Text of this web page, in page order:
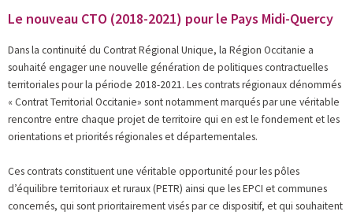
Le nouveau CTO (2018-2021) pour le Pays Midi-Quercy
Dans la continuité du Contrat Régional Unique, la Région Occitanie a
souhaité engager une nouvelle génération de politiques contractuelles
territoriales pour la période 2018-2021. Les contrats régionaux dénommés
« Contrat Territorial Occitanie» sont notamment marqués par une véritable
rencontre entre chaque projet de territoire qui en est le fondement et les
orientations et priorités régionales et départementales.
Ces contrats constituent une véritable opportunité pour les pôles
d’équilibre territoriaux et ruraux (PETR) ainsi que les EPCI et communes
concernés, qui sont prioritairement visés par ce dispositif, et qui souhaitent